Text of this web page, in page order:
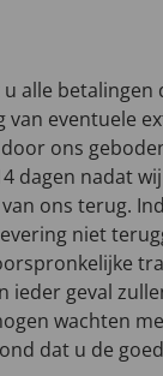
alle
eventuele
ons
dagen nadat
ons terug.
niet
geval
wachten
dat u de